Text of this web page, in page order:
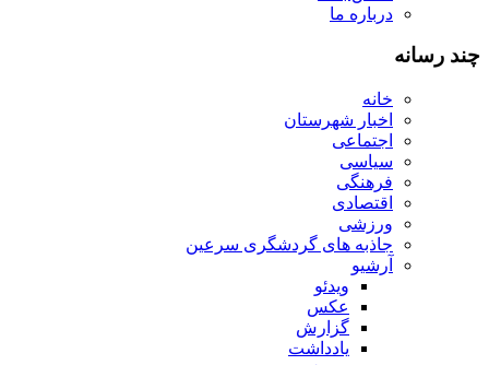
درباره ما
چند رسانه
خانه
اخبار شهرستان
اجتماعی
سیاسی
فرهنگی
اقتصادی
ورزشی
جاذبه های گردشگری سرعین
آرشیو
ویدئو
عکس
گزارش
یادداشت